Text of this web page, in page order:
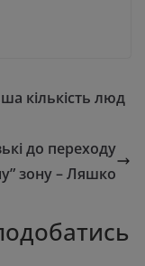
кількість люд
до переходу
зону – Ляшко